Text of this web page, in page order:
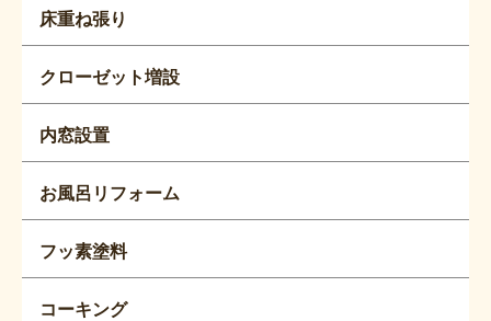
床重ね張り
クローゼット増設
内窓設置
お風呂リフォーム
フッ素塗料
コーキング